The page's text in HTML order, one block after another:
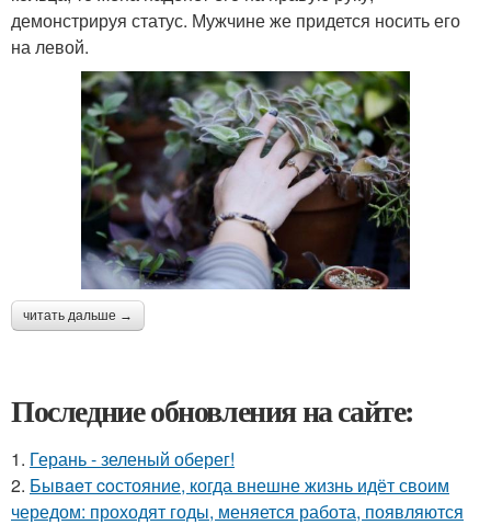
демонстрируя статус. Мужчине же придется носить его
на левой.
читать дальше →
Последние обновления на сайте:
1. Герань - зеленый оберег!
2. Бывaeт coстояние, когда внешне жизнь идёт своим
чередом: проходят годы, меняется работа, появляются